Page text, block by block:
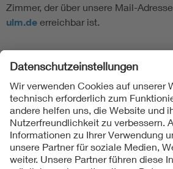
Zimmer, der über unsere Mail-Adresse
ulm.de erreichbar ist.
Folgen Sie uns